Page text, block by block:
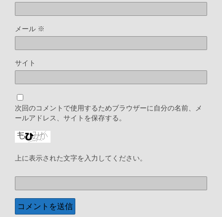
メール ※
サイト
次回のコメントで使用するためブラウザーに自分の名前、メ
ールアドレス、サイトを保存する。
上に表示された文字を入力してください。